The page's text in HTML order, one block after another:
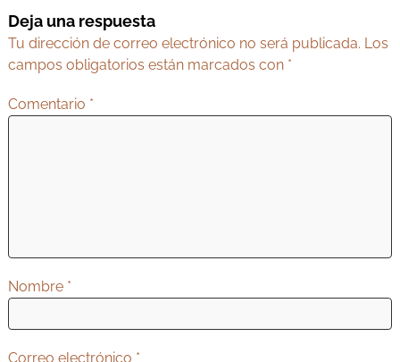
a
c
i
ó
n
t
r
a
d
Deja una respuesta
Tu dirección de correo electrónico no será publicada. Los
campos obligatorios están marcados con *
Comentario *
Nombre *
Correo electrónico *